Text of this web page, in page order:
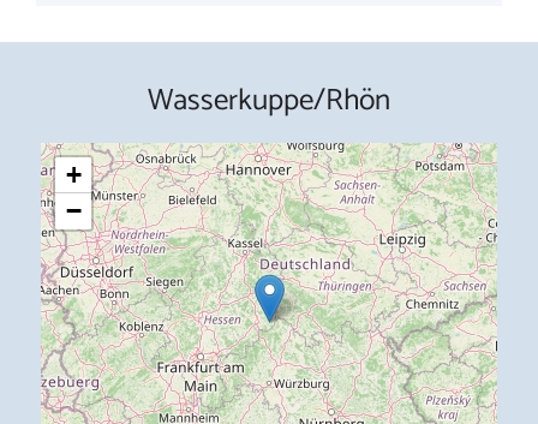
Wasserkuppe/Rhön
+
−